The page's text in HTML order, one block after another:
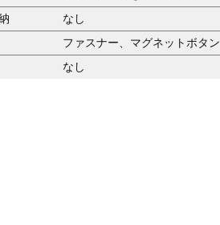
なし
ファスナー、マグネットボタン
なし